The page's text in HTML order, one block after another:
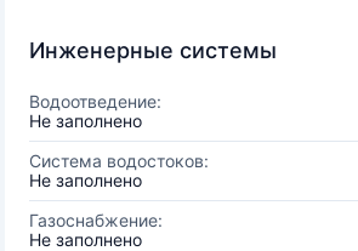
Инженерные системы
Водоотведение:
Не заполнено
Система водостоков:
Не заполнено
Газоснабжение:
Не заполнено